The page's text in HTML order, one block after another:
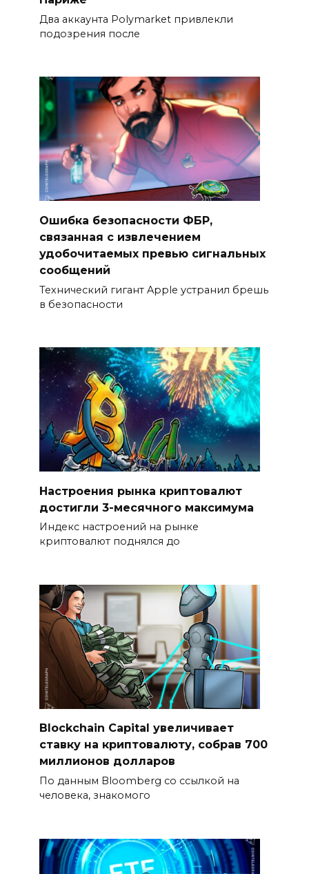
Два аккаунта Polymarket привлекли
подозрения после
Ошибка безопасности ФБР,
связанная с извлечением
удобочитаемых превью сигнальных
сообщений
Технический гигант Apple устранил брешь
в безопасности
Настроения рынка криптовалют
достигли 3-месячного максимума
Индекс настроений на рынке
криптовалют поднялся до
Blockchain Capital увеличивает
ставку на криптовалюту, собрав 700
миллионов долларов
По данным Bloomberg со ссылкой на
человека, знакомого